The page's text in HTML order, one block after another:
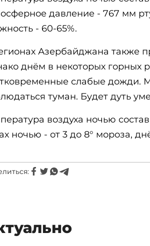
давление - 767 мм
- 60-65%.
Азербайджана также
днём в некоторых горных
слабые дожди.
туман. Будет дуть
воздуха ночью
ночью - от 3 до 8° мороза,